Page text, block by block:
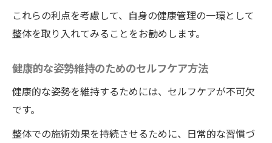
具体的な施術プロセスの紹介
整体師の専門知識と安心感の提供
痛みのない施術がもたらす長期的な効果
1mm千円の料金システムが生む整体業界の新常
新料金システムがもたらすメリット
これらの利点を考慮して、自身の健康管理の一環として
整体を取り入れてみることをお勧めします。
健康的な姿勢維持のためのセルフケア方法
健康的な姿勢を維持するためには、セルフケアが不可欠
です。
整体での施術効果を持続させるために、日常的な習慣づ